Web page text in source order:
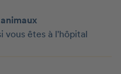
vous êtes à l'hôpital